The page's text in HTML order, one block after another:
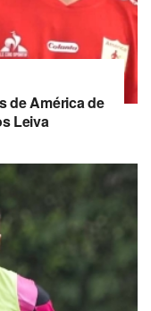
de América de
Leiva